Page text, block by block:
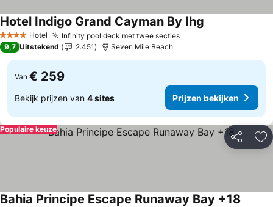
4 SterrenHotel Infinity pool deck met twee sectiesPrijzen bekijken
Hotel Indigo Grand Cayman By Ihg
9,7 Uitstekend 2.451 Seven Mile Beach
Van € 259
Bekijk prijzen van 4 sites Prijzen bekijken
Delen
Populaire keuze
Bahia Principe Escape Runaway Bay +18